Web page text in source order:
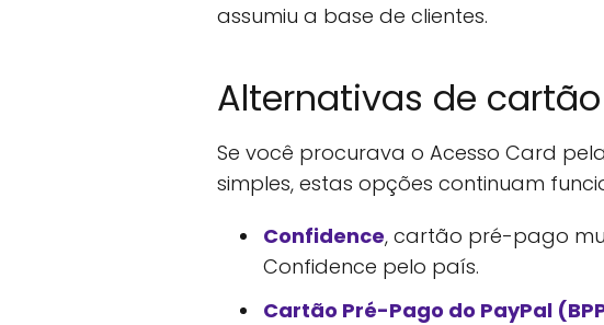
assumiu a base de clientes.
Alternativas de
Se você procurava o Acesso Card
simples, estas opções continuam
Confidence, cartão pré-pago
Confidence pelo país.
Cartão Pré-Pago do PayPal